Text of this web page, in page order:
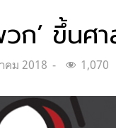
ก’ ขึ้นศ
คม 2018 1,070